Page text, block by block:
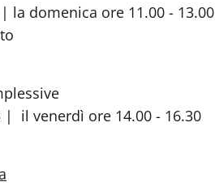
la domenica ore 11.00 - 13.00
| il venerdì ore 14.00 - 16.30